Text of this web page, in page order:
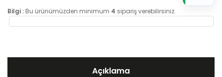
Bilgi : Bu ürünümüzden minimum 4 sipariş verebilirsiniz.
Açıklama